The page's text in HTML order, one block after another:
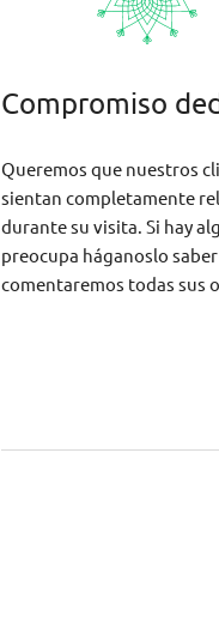
Compromiso
Queremos que nuestros
sientan completamente
durante su visita. Si hay
preocupa háganoslo saber
comentaremos todas sus